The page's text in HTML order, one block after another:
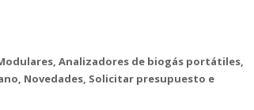
, Analizadores de biogás portátiles,
, Novedades, Solicitar presupuesto e